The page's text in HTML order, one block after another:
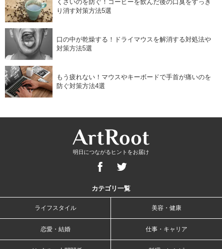
くさいのを防ぐ！コーヒーを飲んだ後の口臭をすっき
り消す対策方法5選
口の中が乾燥する！ドライマウスを解消する対処法や
対策方法5選
もう疲れない！マウスやキーボードで手首が痛いのを
防ぐ対策方法4選
明日につながるヒントをお届け
カテゴリ一覧
ライフスタイル 美容・健康
恋愛・結婚 仕事・キャリア